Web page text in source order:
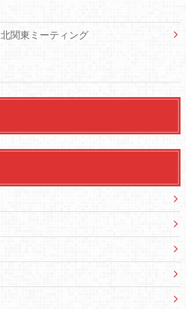
北関東ミーティング